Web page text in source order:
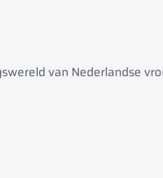
van Nederlandse